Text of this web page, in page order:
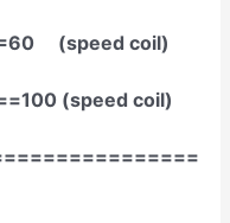
(speed coil)
(speed coil)